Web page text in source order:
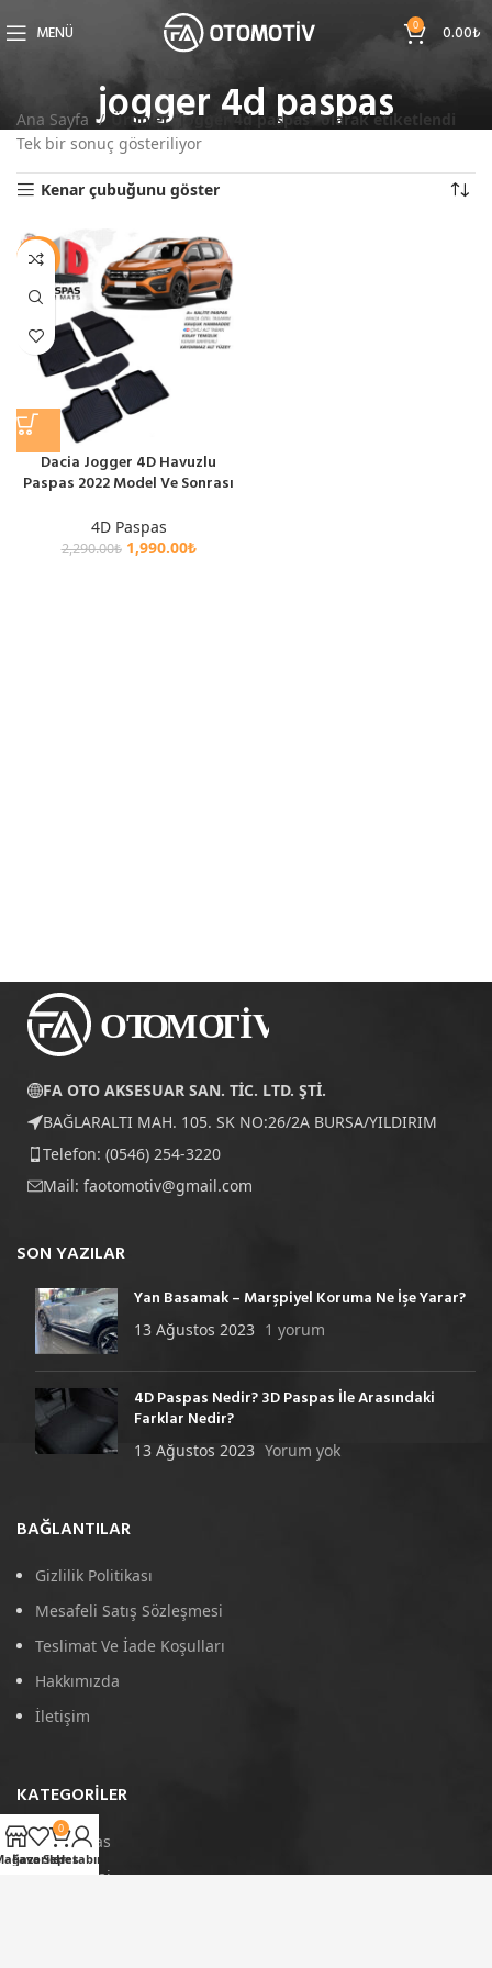
MENÜ 0 0.00₺
jogger 4d paspas
Ana Sayfa
Ürünler “jogger 4d paspas” olarak etiketlendi
Tek bir sonuç gösteriliyor
Kenar çubuğunu göster
-13%
Dacia Jogger 4D Havuzlu
Paspas 2022 Model Ve Sonrası
4D Paspas
2,290.00₺ 1,990.00₺
FA OTO AKSESUAR SAN. TİC. LTD. ŞTİ.
BAĞLARALTI MAH. 105. SK NO:26/2A BURSA/YILDIRIM
Telefon: (0546) 254-3220
Mail: faotomotiv@gmail.com
SON YAZILAR
Yan Basamak – Marşpiyel Koruma Ne İşe Yarar?
13 Ağustos 2023 1 yorum
4D Paspas Nedir? 3D Paspas İle Arasındaki
Farklar Nedir?
13 Ağustos 2023 Yorum yok
BAĞLANTILAR
Gizlilik Politikası
Mesafeli Satış Sözleşmesi
Teslimat Ve İade Koşulları
Hakkımızda
İletişim
KATEGORILER
4D Paspas
Port Bagaj
Favoriler
0
Sepet
Hesabım